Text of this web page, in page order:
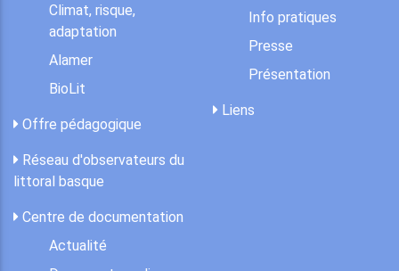
Climat, risque,
adaptation
Alamer
BioLit
Offre pédagogique
Réseau d'observateurs du
littoral basque
Centre de documentation
Actualité
Info pratiques
Presse
Présentation
Liens